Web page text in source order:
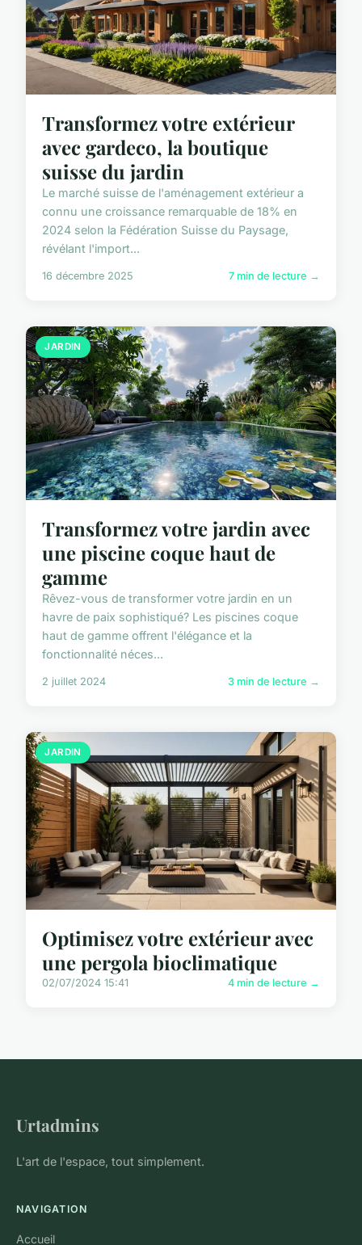
Transformez votre extérieur
avec gardeco, la boutique
suisse du jardin
Le marché suisse de l'aménagement extérieur a
connu une croissance remarquable de 18% en
2024 selon la Fédération Suisse du Paysage,
révélant l'import...
16 décembre 2025 7 min de lecture →
JARDIN
Transformez votre jardin avec
une piscine coque haut de
gamme
Rêvez-vous de transformer votre jardin en un
havre de paix sophistiqué? Les piscines coque
haut de gamme offrent l'élégance et la
fonctionnalité néces...
2 juillet 2024 3 min de lecture →
JARDIN
Optimisez votre extérieur avec
une pergola bioclimatique
02/07/2024 15:41 4 min de lecture →
Urtadmins
L'art de l'espace, tout simplement.
NAVIGATION
Accueil